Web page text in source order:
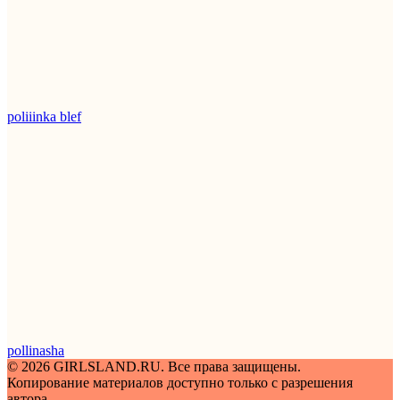
poliiinka blef
pollinasha
© 2026 GIRLSLAND.RU. Все права защищены.
Копирование материалов доступно только с разрешения